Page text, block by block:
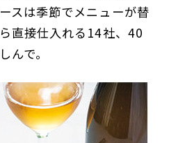
スは季節でメニューが替
直接仕入れる14社、40
んで。